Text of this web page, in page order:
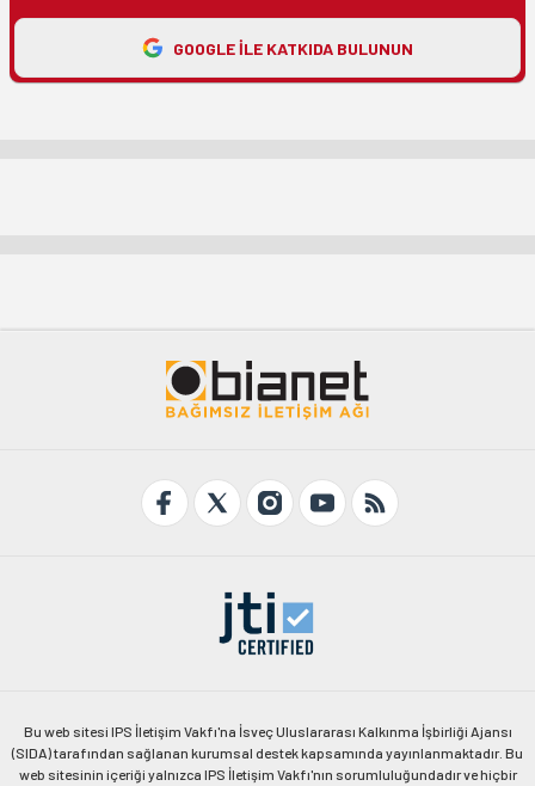
GOOGLE ILE KATKIDA BULUNUN
Bu web sitesi IPS İletişim Vakfı'na İsveç Uluslararası Kalkınma İşbirliği Ajansı
(SIDA) tarafından sağlanan kurumsal destek kapsamında yayınlanmaktadır. Bu
web sitesinin içeriği yalnızca IPS İletişim Vakfı'nın sorumluluğundadır ve hiçbir